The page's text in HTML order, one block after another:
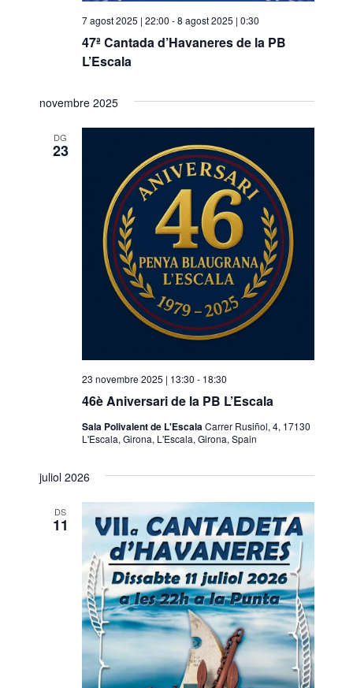
47ª Cantada d’Havaneres de la PB
L’Escala
7 agost 2025 | 22:00 -8 agost 2025 | 0:30
novembre 2025
DG
23
46è Aniversari de la PB L’Escala
23 novembre 2025 | 13:30 - 18:30
Sala Polivalent de L'EscalaCarrer Rusiñol, 4, 17130
L'Escala, Girona, L'Escala, Girona, Spain
juliol 2026
DS
11